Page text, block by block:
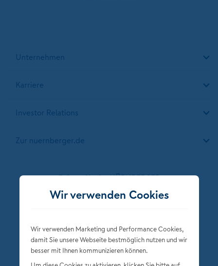
Unternehmen
Karriere
Investor Relations
Zur nuernberger.de
Folgen Sie der NÜRNBERGER
Wir verwenden Cookies
Wir verwenden Marketing und Performance Cookies,
damit Sie unsere Webseite bestmöglich nutzen und wir
besser mit Ihnen kommunizieren können.